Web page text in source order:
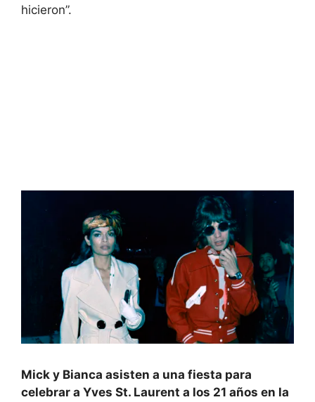
hicieron”.
Mick y Bianca asisten a una fiesta para
celebrar a Yves St. Laurent a los 21 años en la